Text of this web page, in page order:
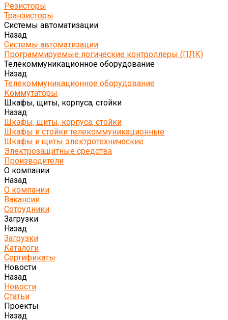
Резисторы
Транзисторы
Системы автоматизации
Назад
Системы автоматизации
Программируемые логические контроллеры (ПЛК)
Телекоммуникационное оборудование
Назад
Телекоммуникационное оборудование
Коммутаторы
Шкафы, щиты, корпуса, стойки
Назад
Шкафы, щиты, корпуса, стойки
Шкафы и стойки телекоммуникационные
Шкафы и щиты электротехнические
Электрозащитные средства
Производители
О компании
Назад
О компании
Вакансии
Сотрудники
Загрузки
Назад
Загрузки
Каталоги
Сертификаты
Новости
Назад
Новости
Статьи
Проекты
Назад